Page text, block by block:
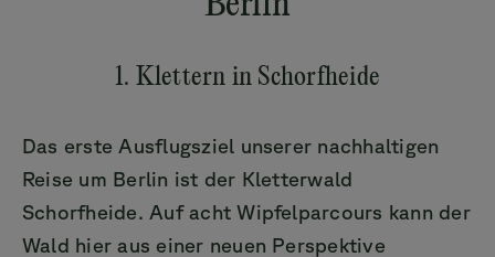
1. Klettern in Schorfheide
Das erste Ausflugsziel unserer nachhaltigen
Reise um Berlin ist der Kletterwald
Schorfheide. Auf acht Wipfelparcours kann der
Wald hier aus einer neuen Perspektive